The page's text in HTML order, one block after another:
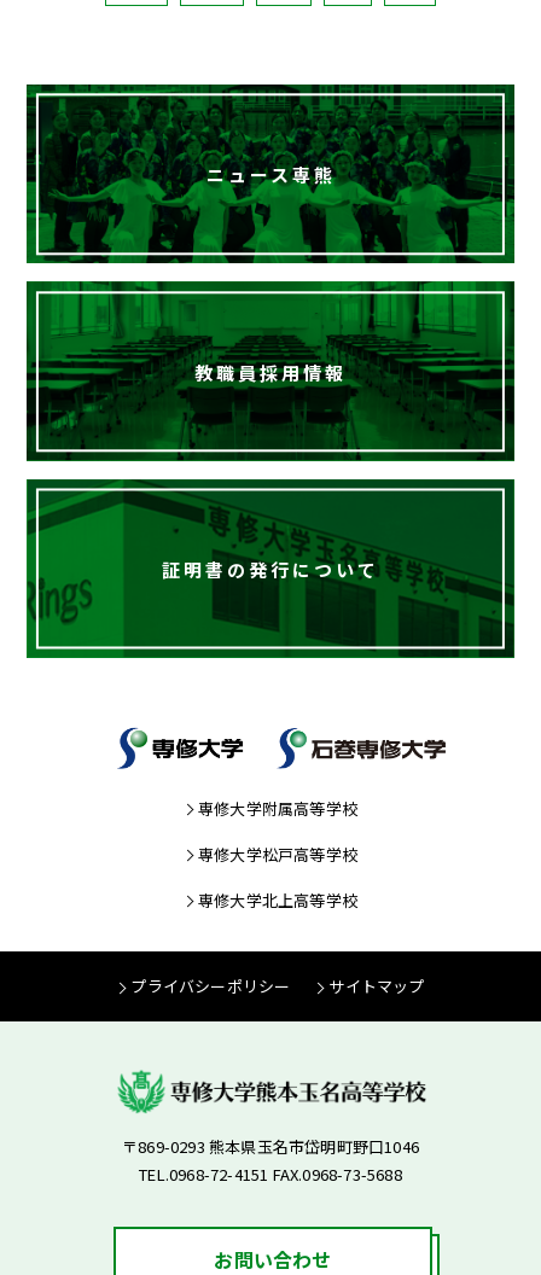
ニュース専熊
教職員採用情報
証明書の発行について
専修大学附属高等学校
専修大学松戸高等学校
専修大学北上高等学校
プライバシーポリシー サイトマップ
〒869-0293 熊本県玉名市岱明町野口1046
TEL.0968-72-4151 FAX.0968-73-5688
お問い合わせ